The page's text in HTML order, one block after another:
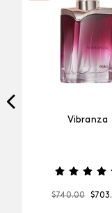
Vibranza
$740.00 $703.